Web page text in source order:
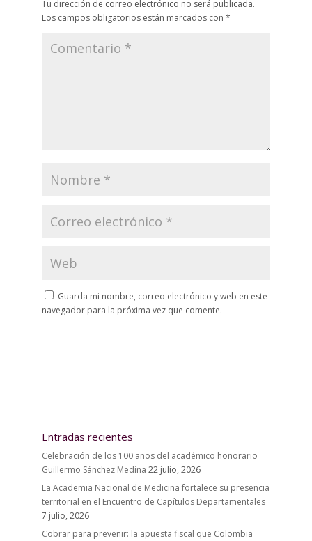
Tu dirección de correo electrónico no será publicada.
Los campos obligatorios están marcados con *
Guarda mi nombre, correo electrónico y web en este
navegador para la próxima vez que comente.
Entradas recientes
Celebración de los 100 años del académico honorario
Guillermo Sánchez Medina 22 julio, 2026
La Academia Nacional de Medicina fortalece su presencia
territorial en el Encuentro de Capítulos Departamentales
7 julio, 2026
Cobrar para prevenir: la apuesta fiscal que Colombia